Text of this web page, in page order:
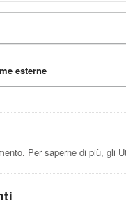
esterne
Per saperne di più, gli